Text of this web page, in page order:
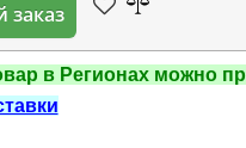
заказ
в Регионах можно